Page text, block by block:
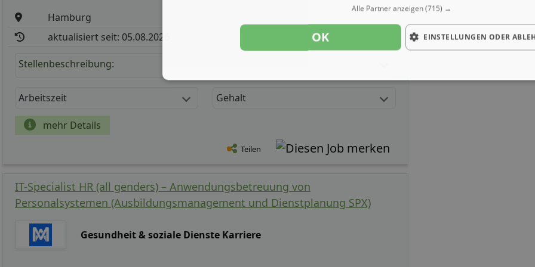
Hamburg
aktualisiert seit: 05.08.2026
Stellenbeschreibung:
Arbeitszeit Gehalt
mehr Details
Teilen
IT-Specialist HR (all genders) – Anwendungsbetreuung von
Personalsystemen (Ausbildungsmanagement und Dienstplanung SPX)
Gesundheit & soziale Dienste Karriere
Alle Partner anzeigen(715) →
OK EINSTELLUNGEN ODER